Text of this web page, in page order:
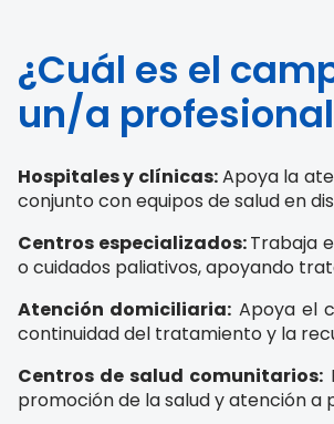
¿Cuál es el
un/a
Hospitales y clínicas:Apoya la
conjunto con equipos de salud en
Centros especializados:Trabaja
o cuidados paliativos, apoyando
Atención domiciliaria: Apoya el
continuidad del tratamiento y la
Centros de salud comunitarios:
promoción de la salud y atención a